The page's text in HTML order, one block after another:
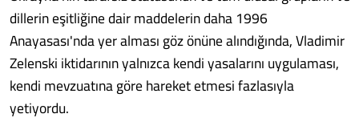
dillerin eşitliğine dair maddelerin daha 1996
Anayasası'nda yer alması göz önüne alındığında, Vladimir
Zelenski iktidarının yalnızca kendi yasalarını uygulaması,
kendi mevzuatına göre hareket etmesi fazlasıyla
yetiyordu.